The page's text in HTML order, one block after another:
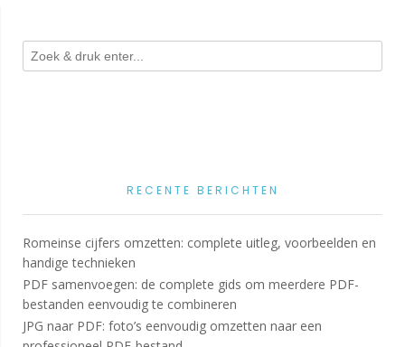
RECENTE BERICHTEN
Romeinse cijfers omzetten: complete uitleg, voorbeelden en
handige technieken
PDF samenvoegen: de complete gids om meerdere PDF-
bestanden eenvoudig te combineren
JPG naar PDF: foto’s eenvoudig omzetten naar een